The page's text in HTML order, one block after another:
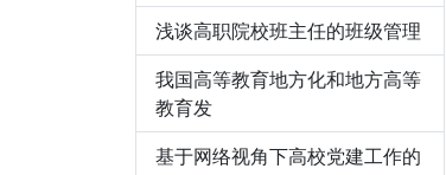
浅谈高职院校班主任的班级管理
我国高等教育地方化和地方高等
教育发
基于网络视角下高校党建工作的